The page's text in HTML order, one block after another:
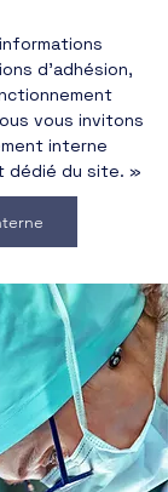
d’adhésion,
vous invitons
interne
dédié du site. »